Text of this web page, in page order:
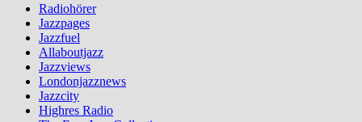
Radiohörer
Jazzpages
Jazzfuel
Allaboutjazz
Jazzviews
Londonjazznews
Jazzcity
Highres Radio